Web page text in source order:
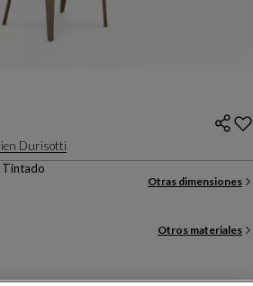
Durisotti
Tintado
Otras dimensiones
Otros materiales